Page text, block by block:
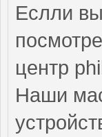
Еслли
центр
Наши